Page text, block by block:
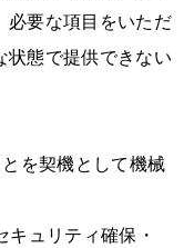
必要な項目をいただ
状態で提供できない
を契機として機械
キュリティ確保・